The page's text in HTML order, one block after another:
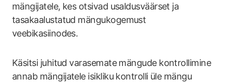
mängijatele, kes otsivad usaldusväärset ja
tasakaalustatud mängukogemust
veebikasiinodes.
Käsitsi juhitud varasemate mängude kontrollimine
annab mängijatele isikliku kontrolli üle mängu